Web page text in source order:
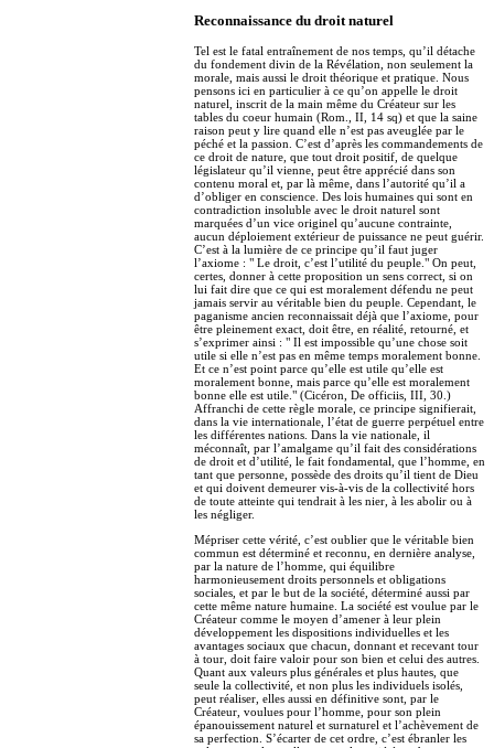
Reconnaissance du droit naturel
Tel est le fatal entraînement de nos temps, qu’il détache
du fondement divin de la Révélation, non seulement la
morale, mais aussi le droit théorique et pratique. Nous
pensons ici en particulier à ce qu’on appelle le droit
naturel, inscrit de la main même du Créateur sur les
tables du coeur humain (Rom., II, 14 sq) et que la saine
raison peut y lire quand elle n’est pas aveuglée par le
péché et la passion. C’est d’après les commandements de
ce droit de nature, que tout droit positif, de quelque
législateur qu’il vienne, peut être apprécié dans son
contenu moral et, par là même, dans l’autorité qu’il a
d’obliger en conscience. Des lois humaines qui sont en
contradiction insoluble avec le droit naturel sont
marquées d’un vice originel qu’aucune contrainte,
aucun déploiement extérieur de puissance ne peut guérir.
C’est à la lumière de ce principe qu’il faut juger
l’axiome : " Le droit, c’est l’utilité du peuple." On peut,
certes, donner à cette proposition un sens correct, si on
lui fait dire que ce qui est moralement défendu ne peut
jamais servir au véritable bien du peuple. Cependant, le
paganisme ancien reconnaissait déjà que l’axiome, pour
être pleinement exact, doit être, en réalité, retourné, et
s’exprimer ainsi : " Il est impossible qu’une chose soit
utile si elle n’est pas en même temps moralement bonne.
Et ce n’est point parce qu’elle est utile qu’elle est
moralement bonne, mais parce qu’elle est moralement
bonne elle est utile." (Cicéron, De officiis, III, 30.)
Affranchi de cette règle morale, ce principe signifierait,
dans la vie internationale, l’état de guerre perpétuel entre
les différentes nations. Dans la vie nationale, il
méconnaît, par l’amalgame qu’il fait des considérations
de droit et d’utilité, le fait fondamental, que l’homme, en
tant que personne, possède des droits qu’il tient de Dieu
et qui doivent demeurer vis-à-vis de la collectivité hors
de toute atteinte qui tendrait à les nier, à les abolir ou à
les négliger.
Mépriser cette vérité, c’est oublier que le véritable bien
commun est déterminé et reconnu, en dernière analyse,
par la nature de l’homme, qui équilibre
harmonieusement droits personnels et obligations
sociales, et par le but de la société, déterminé aussi par
cette même nature humaine. La société est voulue par le
Créateur comme le moyen d’amener à leur plein
développement les dispositions individuelles et les
avantages sociaux que chacun, donnant et recevant tour
à tour, doit faire valoir pour son bien et celui des autres.
Quant aux valeurs plus générales et plus hautes, que
seule la collectivité, et non plus les individuels isolés,
peut réaliser, elles aussi en définitive sont, par le
Créateur, voulues pour l’homme, pour son plein
épanouissement naturel et surnaturel et l’achèvement de
sa perfection. S’écarter de cet ordre, c’est ébranler les